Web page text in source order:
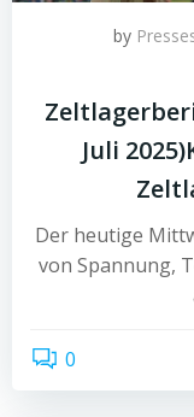
by
Juli
Der heutige
von Spannung,
0